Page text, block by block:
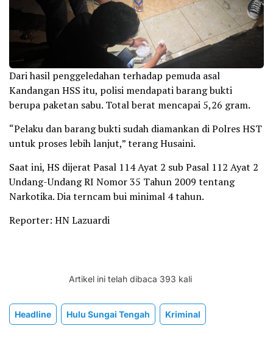
Dari hasil penggeledahan terhadap pemuda asal
Kandangan HSS itu, polisi mendapati barang bukti
berupa paketan sabu. Total berat mencapai 5,26 gram.
“Pelaku dan barang bukti sudah diamankan di Polres HST
untuk proses lebih lanjut,” terang Husaini.
Saat ini, HS dijerat Pasal 114 Ayat 2 sub Pasal 112 Ayat 2
Undang-Undang RI Nomor 35 Tahun 2009 tentang
Narkotika. Dia terncam bui minimal 4 tahun.
Reporter: HN Lazuardi
Artikel ini telah dibaca 393 kali
Headline Hulu Sungai Tengah Kriminal